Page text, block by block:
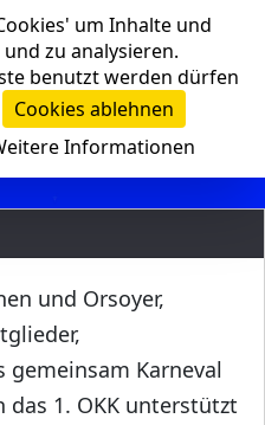
und Orsoyer,
gemeinsam Karneval
1. OKK unterstützt
um Inhalte und
zu analysieren.
benutzt werden dürfen
Cookies ablehnen
Informationen